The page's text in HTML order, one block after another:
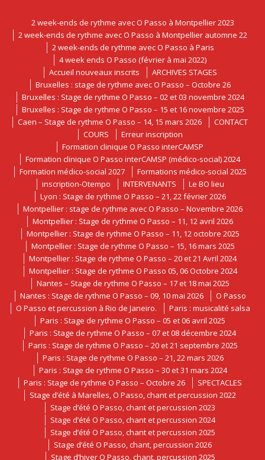
2 week-ends de rythme avec O Passo à Montpellier 2023
2 week-ends de rythme avec O Passo à Montpellier automne 22
2 week-ends de rythme avec O Passo à Paris
4 week ends O Passo (février à mai 2022)
Accueil nouveaux inscrits
ARCHIVES STAGES
Bruxelles : stage de rythme avec O Passo – Octobre 26
Bruxelles : Stage de rythme O Passo – 02 et 03 novembre 2024
Bruxelles : Stage de rythme O Passo – 15 et 16 novembre 2025
Caen – Stage de rythme O Passo – 14, 15 mars 2026
CONTACT
COURS
Erreur inscription
Formation clinique O Passo interCAMSP
Formation clinique O Passo interCAMSP (médico-social) 2024
Formation médico-social 2027
Formations médico-social 2025
inscription-Otempo
INTERVENANTS
Le BO lieu
Lyon : Stage de rythme O Passo – 21, 22 février 2026
Montpellier : stage de rythme avec O Passo – Novembre 2026
Montpellier : Stage de rythme O Passo – 11, 12 avril 2026
Montpellier : Stage de rythme O Passo – 11, 12 octobre 2025
Montpellier : Stage de rythme O Passo – 15, 16 mars 2025
Montpellier : Stage de rythme O Passo – 20 et 21 Avril 2024
Montpellier : Stage de rythme O Passo 05, 06 Octobre 2024
Nantes – Stage de rythme O Passo – 17 et 18 mai 2025
Nantes : Stage de rythme O Passo – 09, 10 mai 2026
O Passo
O Passo et percussion à Rio de Janeiro.
Paris : musicalité salsa
Paris : Stage de rythme O Passo – 05 et 06 avril 2025
Paris : Stage de rythme O Passo – 07 et 08 décembre 2024
Paris : Stage de rythme O Passo – 20 et 21 septembre 2025
Paris : Stage de rythme O Passo – 21, 22 mars 2026
Paris : Stage de rythme O Passo – 30 et 31 mars 2024
Paris : Stage de rythme O Passo – Octobre 26
SPECTACLES
Stage d’été à Marelles, O Passo, chant et percussion 2022
Stage d’été O Passo, chant et percussion 2023
Stage d’été O Passo, chant et percussion 2024
Stage d’été O Passo, chant et percussion 2025
Stage d’été O Passo, chant, percussion 2026
Stage d’hiver O Passo, chant, percussion 2025